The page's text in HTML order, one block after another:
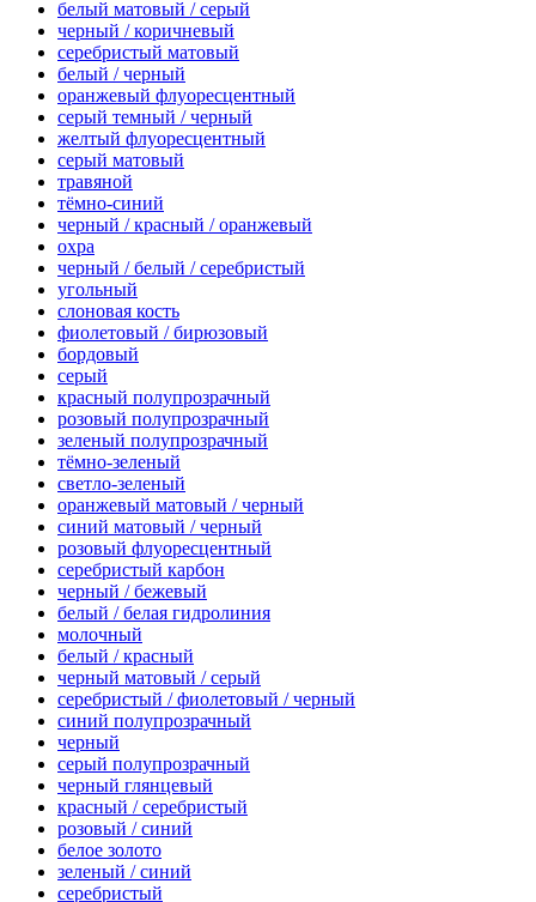
белый матовый / серый
черный / коричневый
серебристый матовый
белый / черный
оранжевый флуоресцентный
серый темный / черный
желтый флуоресцентный
серый матовый
травяной
тёмно-синий
черный / красный / оранжевый
охра
черный / белый / серебристый
угольный
слоновая кость
фиолетовый / бирюзовый
бордовый
серый
красный полупрозрачный
розовый полупрозрачный
зеленый полупрозрачный
тёмно-зеленый
светло-зеленый
оранжевый матовый / черный
синий матовый / черный
розовый флуоресцентный
серебристый карбон
черный / бежевый
белый / белая гидролиния
молочный
белый / красный
черный матовый / серый
серебристый / фиолетовый / черный
синий полупрозрачный
черный
серый полупрозрачный
черный глянцевый
красный / серебристый
розовый / синий
белое золото
зеленый / синий
серебристый